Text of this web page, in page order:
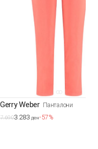
Gerry Weber Панталони
7.6903.283 ден-57%